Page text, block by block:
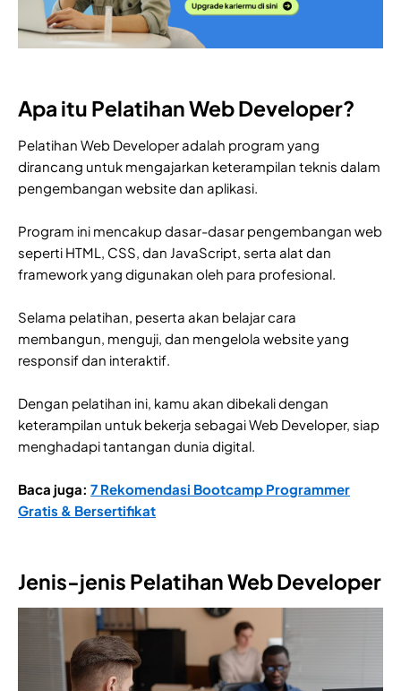
Apa itu Pelatihan Web Developer?
Pelatihan Web Developer adalah program yang
dirancang untuk mengajarkan keterampilan teknis dalam
pengembangan website dan aplikasi.
Program ini mencakup dasar-dasar pengembangan web
seperti HTML, CSS, dan JavaScript, serta alat dan
framework yang digunakan oleh para profesional.
Selama pelatihan, peserta akan belajar cara
membangun, menguji, dan mengelola website yang
responsif dan interaktif.
Dengan pelatihan ini, kamu akan dibekali dengan
keterampilan untuk bekerja sebagai Web Developer, siap
menghadapi tantangan dunia digital.
Baca juga: 7 Rekomendasi Bootcamp Programmer
Gratis & Bersertifikat
Jenis-jenis Pelatihan Web Developer